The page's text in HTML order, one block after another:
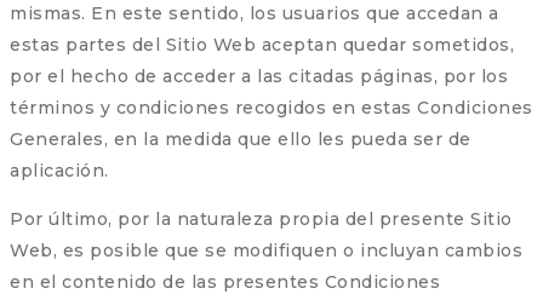
mismas. En este sentido, los usuarios que accedan a
estas partes del Sitio Web aceptan quedar sometidos,
por el hecho de acceder a las citadas páginas, por los
términos y condiciones recogidos en estas Condiciones
Generales, en la medida que ello les pueda ser de
aplicación.
Por último, por la naturaleza propia del presente Sitio
Web, es posible que se modifiquen o incluyan cambios
en el contenido de las presentes Condiciones